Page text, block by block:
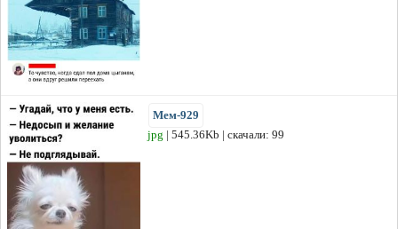
Мем-929
jpg | 545.36Kb | скачали: 99